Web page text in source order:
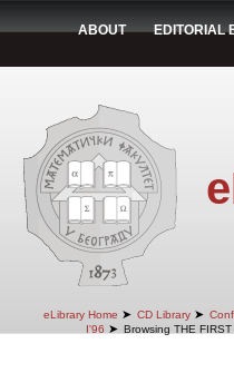
ABOUT EDITORIAL
eLibrary Home ➤ CD Library ➤
I'96 ➤ Browsing THE